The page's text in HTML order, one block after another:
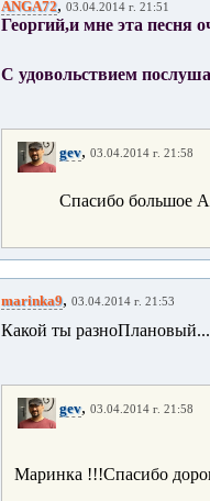
ANGA72, 03.04.2014 г. 21:51
Георгий,и мне эта песня
С удовольствием
gev, 03.04.2014 г. 21:58
Спасибо большое
marinka9, 03.04.2014 г. 21:53
Какой ты
gev, 03.04.2014 г. 21:58
Маринка !!!Спасибо